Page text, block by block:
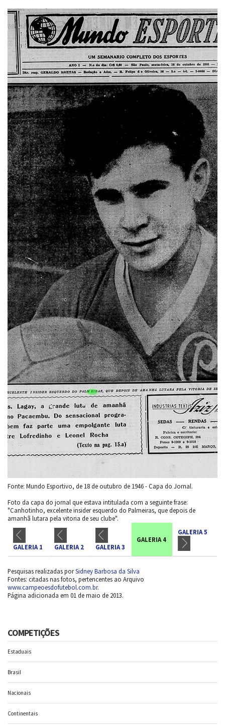
Fonte: Mundo Esportivo, de 18 de outubro de 1946 - Capa do Jornal.
Foto da capa do jornal que estava intitulada com a seguinte frase:
"Canhotinho, excelente insider esquerdo do Palmeiras, que depois de
amanhã lutara pela vitoria de seu clube".
GALERIA 1 GALERIA 2 GALERIA 3
GALERIA 4
GALERIA 5
Pesquisas realizadas porSidney Barbosa da Silva
Fontes: citadas nas fotos, pertencentes ao Arquivo
www.campeoesdofutebol.com.br.
Página adicionada em 01 de maio de 2013.
COMPETIÇÕES
Estaduais
Brasil
Nacionais
Continentais